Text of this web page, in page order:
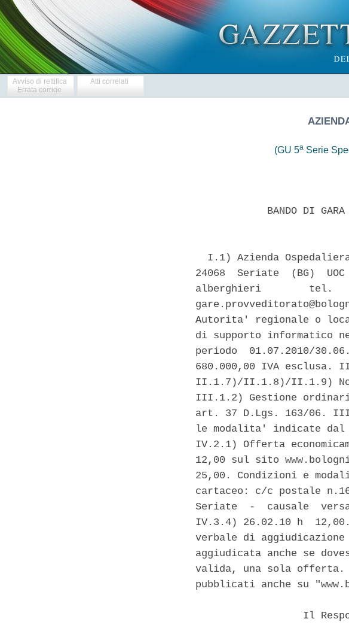
Avviso di rettifica
Errata corrige
Atti correlati
(GU 5aSerie
BANDO DI
I.1) Azienda
24068  Seriate  (BG)
alberghieri        tel.
Autorita' regionale o
di supporto informatico
periodo  01.07.2010/
680.000,00 IVA esclusa.
II.1.7)/II.1.8)/II.1.9)
III.1.2) Gestione
art. 37 D.Lgs. 163/06.
le modalita' indicate
IV.2.1) Offerta
12,00 sul sito
25,00. Condizioni e
cartaceo: c/c postale
Seriate  -  causale
IV.3.4) 26.02.10 h
verbale di
aggiudicata anche se
valida, una sola
pubblicati anche su
Il